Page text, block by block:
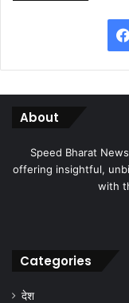
About
Speed Bharat
offering insightful,
with
Categories
देश